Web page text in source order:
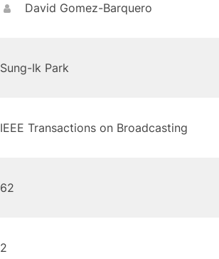
David Gomez-Barquero
Sung-Ik Park
IEEE Transactions on Broadcasting
62
2